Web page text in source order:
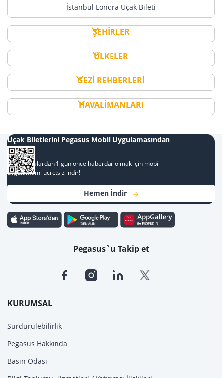
İstanbul Londra Uçak Bileti
ŞEHİRLER
ÜLKELER
GEZİ REHBERLERİ
HAVALİMANLARI
KURUMSAL
Sürdürülebilirlik
Pegasus Hakkında
Basın Odası
Uçak Biletlerini Pegasus Mobil Uygulamasından
Al
Kampanyalardan 1 gün önce haberdar olmak için mobil
uygulamamı ücretsiz indir!
Hemen İndir
Pegasus`u Takip et